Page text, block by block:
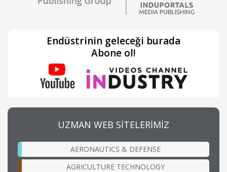
Endüstrinin geleceği burada
Abone ol!
UZMAN WEB SİTELERİMİZ
AERONAUTICS & DEFENSE
AGRICULTURE TECHNOLOGY